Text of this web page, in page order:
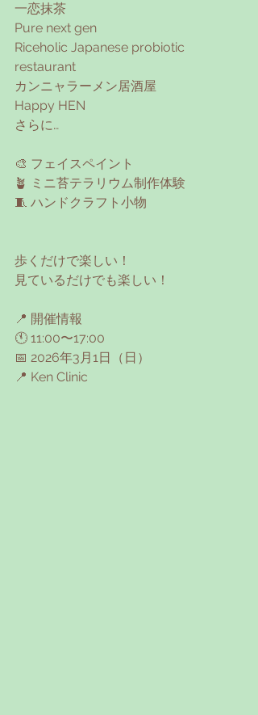
一恋抹茶
Pure next gen
Riceholic Japanese probiotic
restaurant
カンニャラーメン居酒屋
Happy HEN
さらに…
🎨 フェイスペイント
🪴 ミニ苔テラリウム制作体験
🧵 ハンドクラフト小物
歩くだけで楽しい！
見ているだけでも楽しい！
📍 開催情報
🕚 11:00〜17:00
📅 2026年3月1日（日）
📍 Ken Clinic